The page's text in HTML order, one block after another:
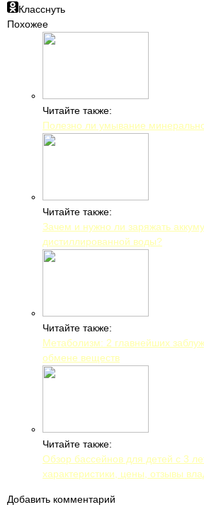
Класснуть
Похожее
Читайте также:
Полезно ли умывание
Читайте также:
Зачем и нужно ли заряжать
дистиллированной воды?
Читайте также:
Метаболизм: 2 главнейших
обмене веществ
Читайте также:
Обзор бассейнов для детей с 3
характеристики, цены, отзывы
Добавить комментарий